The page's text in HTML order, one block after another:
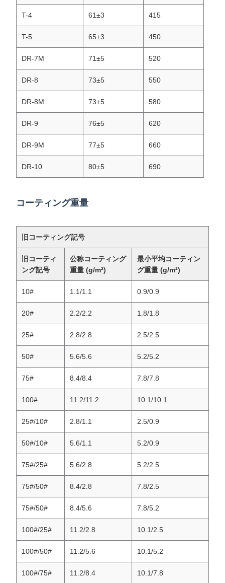
T-4 61±3 415
T-5 65±3 450
DR-7M 71±5 520
DR-8 73±5 550
DR-8M 73±5 580
DR-9 76±5 620
DR-9M 77±5 660
DR-10 80±5 690
コーティング重量
旧コーティング記号
旧コーティ
ング記号
公称コーティング
重量 (g/m²)
最小平均コーティン
グ重量 (g/m²)
10# 1.1/1.1 0.9/0.9
20# 2.2/2.2 1.8/1.8
25# 2.8/2.8 2.5/2.5
50# 5.6/5.6 5.2/5.2
75# 8.4/8.4 7.8/7.8
100# 11.2/11.2 10.1/10.1
25#/10# 2.8/1.1 2.5/0.9
50#/10# 5.6/1.1 5.2/0.9
75#/25# 5.6/2.8 5.2/2.5
75#/50# 8.4/2.8 7.8/2.5
75#/50# 8.4/5.6 7.8/5.2
100#/25# 11.2/2.8 10.1/2.5
100#/50# 11.2/5.6 10.1/5.2
100#/75# 11.2/8.4 10.1/7.8